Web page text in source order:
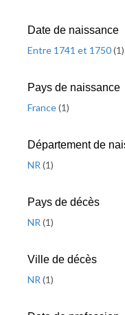
Date de naissance
Entre 1741 et 1750(1)
Pays de naissance
France(1)
Département de
NR (1)
Pays de décès
NR (1)
Ville de décès
NR (1)